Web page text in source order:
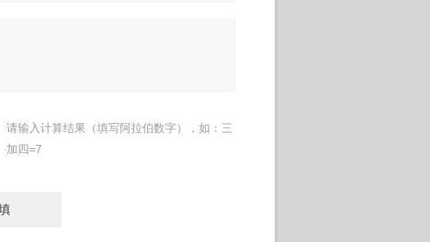
请输入计算结果（填写阿拉伯数字），如：三
加四=7